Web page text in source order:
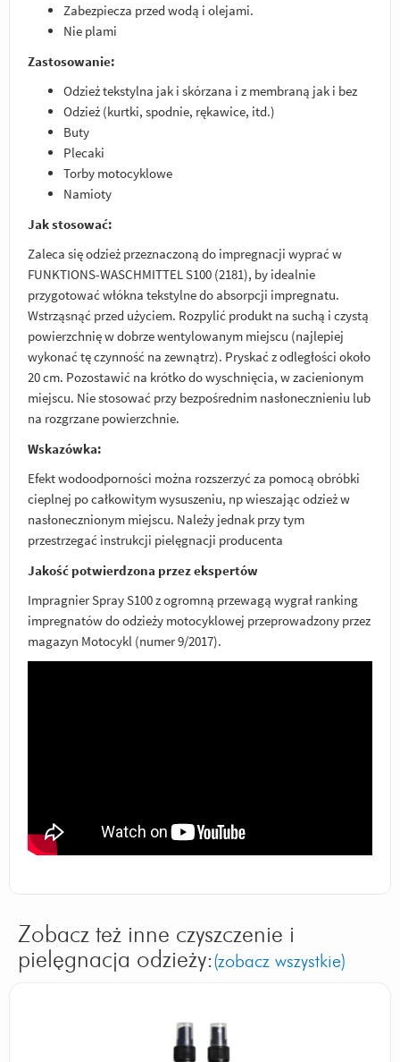
Zabezpiecza przed wodą i olejami.
Nie plami
Zastosowanie:
Odzież tekstylna jak i skórzana i z membraną jak i bez
Odzież (kurtki, spodnie, rękawice, itd.)
Buty
Plecaki
Torby motocyklowe
Namioty
Jak stosować:
Zaleca się odzież przeznaczoną do impregnacji wyprać w
FUNKTIONS-WASCHMITTEL S100 (2181), by idealnie
przygotować włókna tekstylne do absorpcji impregnatu.
Wstrząsnąć przed użyciem. Rozpylić produkt na suchą i czystą
powierzchnię w dobrze wentylowanym miejscu (najlepiej
wykonać tę czynność na zewnątrz). Pryskać z odległości około
20 cm. Pozostawić na krótko do wyschnięcia, w zacienionym
miejscu. Nie stosować przy bezpośrednim nasłonecznieniu lub
na rozgrzane powierzchnie.
Wskazówka:
Efekt wodoodporności można rozszerzyć za pomocą obróbki
cieplnej po całkowitym wysuszeniu, np wieszając odzież w
nasłonecznionym miejscu. Należy jednak przy tym
przestrzegać instrukcji pielęgnacji producenta
Jakość potwierdzona przez ekspertów
Impragnier Spray S100 z ogromną przewagą wygrał ranking
impregnatów do odzieży motocyklowej przeprowadzony przez
magazyn Motocykl (numer 9/2017).
Zobacz też inne czyszczenie i
pielęgnacja odzieży:(zobacz wszystkie)